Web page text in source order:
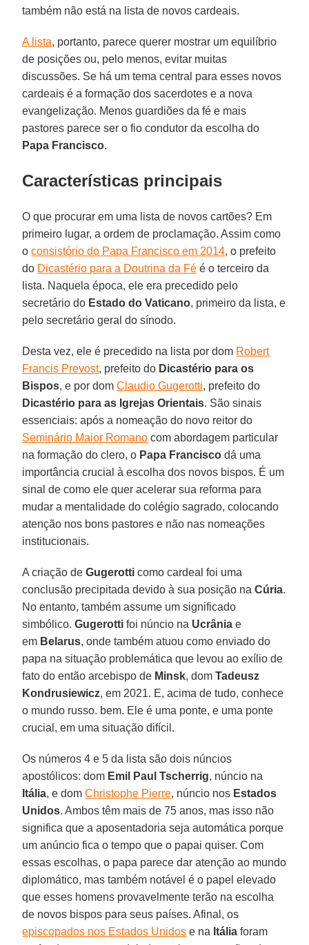
também não está na lista de novos cardeais.
A lista, portanto, parece querer mostrar um equilíbrio
de posições ou, pelo menos, evitar muitas
discussões. Se há um tema central para esses novos
cardeais é a formação dos sacerdotes e a nova
evangelização. Menos guardiões da fé e mais
pastores parece ser o fio condutor da escolha do
Papa Francisco.
Características principais
O que procurar em uma lista de novos cartões? Em
primeiro lugar, a ordem de proclamação. Assim como
oconsistório do Papa Francisco em 2014, o prefeito
do Dicastério para a Doutrina da Fé é o terceiro da
lista. Naquela época, ele era precedido pelo
secretário do Estado do Vaticano, primeiro da lista, e
pelo secretário geral do sínodo.
Desta vez, ele é precedido na lista por dom Robert
Francis Prevost, prefeito do Dicastério para os
Bispos, e por domClaudio Gugerotti, prefeito do
Dicastério para as Igrejas Orientais. São sinais
essenciais: após a nomeação do novo reitor do
Seminário Maior Romano com abordagem particular
na formação do clero, o Papa Francisco dá uma
importância crucial à escolha dos novos bispos. É um
sinal de como ele quer acelerar sua reforma para
mudar a mentalidade do colégio sagrado, colocando
atenção nos bons pastores e não nas nomeações
institucionais.
A criação deGugerotti como cardeal foi uma
conclusão precipitada devido à sua posição naCúria.
No entanto, também assume um significado
simbólico.Gugerotti foi núncio na Ucrânia e
em Belarus, onde também atuou como enviado do
papa na situação problemática que levou ao exílio de
fato do então arcebispo de Minsk, domTadeusz
Kondrusiewicz, em 2021. E, acima de tudo, conhece
o mundo russo. bem. Ele é uma ponte, e uma ponte
crucial, em uma situação difícil.
Os números 4 e 5 da lista são dois núncios
apostólicos: dom Emil Paul Tscherrig, núncio na
Itália, e domChristophe Pierre, núncio nos Estados
Unidos. Ambos têm mais de 75 anos, mas isso não
significa que a aposentadoria seja automática porque
um anúncio fica o tempo que o papai quiser. Com
essas escolhas, o papa parece dar atenção ao mundo
diplomático, mas também notável é o papel elevado
que esses homens provavelmente terão na escolha
de novos bispos para seus países. Afinal, os
episcopados nos Estados Unidos e na Itália foram